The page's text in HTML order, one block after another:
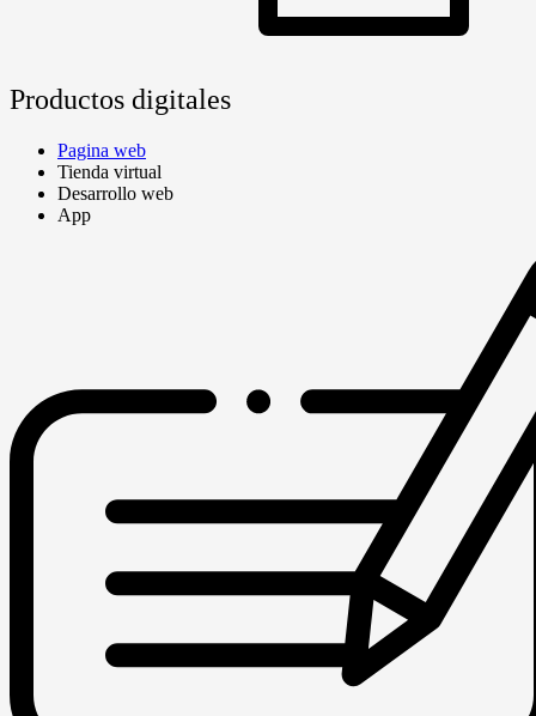
Productos digitales
Pagina web
Tienda virtual
Desarrollo web
App